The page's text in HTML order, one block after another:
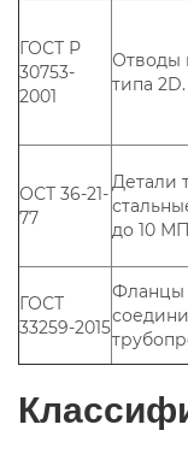
ГОСТ Р
30753-
2001
Отводы
типа
ОСТ 36-21-
77
Детали
до 10
ГОСТ
33259-2015
Фланцы